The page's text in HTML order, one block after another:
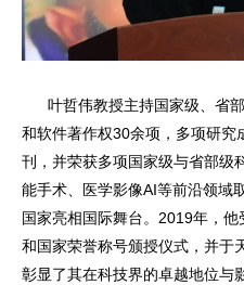
叶哲伟教授主持国家级、省部
和软件著作权30余项，多项研究
刊，并荣获多项国家级与省部级
能手术、医学影像AI等前沿领域
国家亮相国际舞台。2019年，
和国家荣誉称号颁授仪式，并于
彰显了其在科技界的卓越地位与